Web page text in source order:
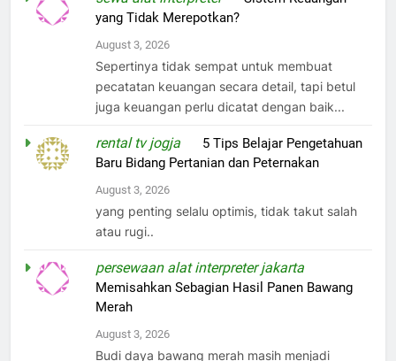
yang Tidak Merepotkan?
August 3, 2026
Sepertinya tidak sempat untuk membuat
pecatatan keuangan secara detail, tapi betul
juga keuangan perlu dicatat dengan baik...
rental tv jogja
5 Tips Belajar Pengetahuan
Baru Bidang Pertanian dan Peternakan
August 3, 2026
yang penting selalu optimis, tidak takut salah
atau rugi..
persewaan alat interpreter jakarta
Memisahkan Sebagian Hasil Panen Bawang
Merah
August 3, 2026
Budi daya bawang merah masih menjadi